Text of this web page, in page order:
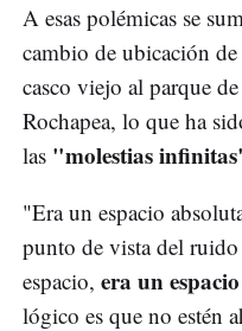
A esas polémicas se
cambio de ubicación de
casco viejo al parque
Rochapea, lo que ha
las "molestias
"Era un espacio
punto de vista del
espacio, era un
lógico es que no estén